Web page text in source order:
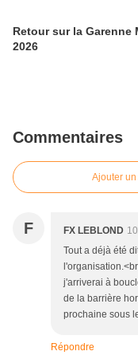
Retour sur la Garenne
2026
Commentaires
Ajouter
F FX LEBLOND
Tout a déjà été
j'arriverai à
de la barrière
prochaine sous
Répondre